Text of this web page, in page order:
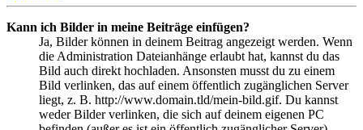
Kann ich Bilder in meine Beiträge einfügen?
Ja, Bilder können in deinem Beitrag angezeigt werden. Wenn
die Administration Dateianhänge erlaubt hat, kannst du das
Bild auch direkt hochladen. Ansonsten musst du zu einem
Bild verlinken, das auf einem öffentlich zugänglichen Server
liegt, z. B. http://www.domain.tld/mein-bild.gif. Du kannst
weder Bilder verlinken, die sich auf deinem eigenen PC